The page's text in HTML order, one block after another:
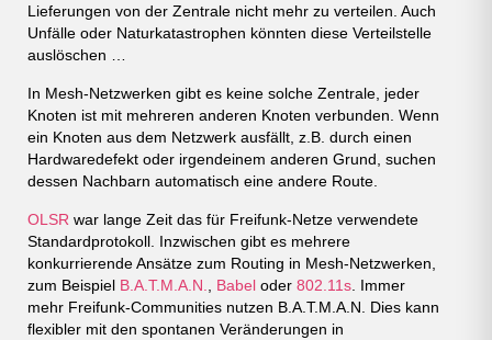
Lieferungen von der Zentrale nicht mehr zu verteilen. Auch
Unfälle oder Naturkatastrophen könnten diese Verteilstelle
auslöschen …
In Mesh-Netzwerken gibt es keine solche Zentrale, jeder
Knoten ist mit mehreren anderen Knoten verbunden. Wenn
ein Knoten aus dem Netzwerk ausfällt, z.B. durch einen
Hardwaredefekt oder irgendeinem anderen Grund, suchen
dessen Nachbarn automatisch eine andere Route.
OLSR war lange Zeit das für Freifunk-Netze verwendete
Standardprotokoll. Inzwischen gibt es mehrere
konkurrierende Ansätze zum Routing in Mesh-Netzwerken,
zum Beispiel B.A.T.M.A.N., Babel oder 802.11s. Immer
mehr Freifunk-Communities nutzen B.A.T.M.A.N. Dies kann
flexibler mit den spontanen Veränderungen in